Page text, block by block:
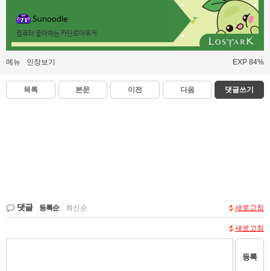
Sunoodle
컴퓨터 좋아하는 카단로아유저
메뉴 인장보기 EXP 84%
목록 본문 이전 다음 댓글쓰기
댓글 등록순 최신순 새로고침
새로고침
등록